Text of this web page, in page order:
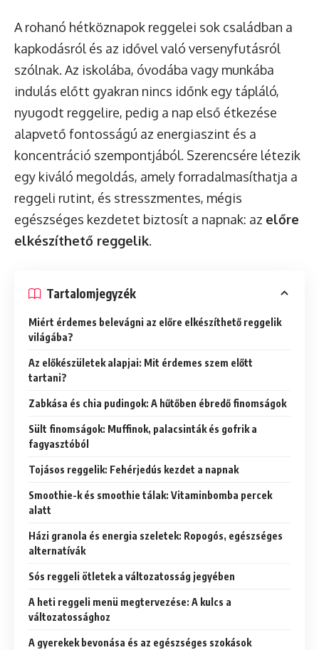
A rohanó hétköznapok reggelei sok családban a
kapkodásról és az idővel való versenyfutásról
szólnak. Az iskolába, óvodába vagy munkába
indulás előtt gyakran nincs időnk egy tápláló,
nyugodt reggelire, pedig a nap első étkezése
alapvető fontosságú az energiaszint és a
koncentráció szempontjából. Szerencsére létezik
egy kiváló megoldás, amely forradalmasíthatja a
reggeli rutint, és stresszmentes, mégis
egészséges kezdetet biztosít a napnak: az előre
elkészíthető reggelik.
Tartalomjegyzék
Miért érdemes belevágni az előre elkészíthető reggelik
világába?
Az előkészületek alapjai: Mit érdemes szem előtt
tartani?
Zabkása és chia pudingok: A hűtőben ébredő finomságok
Sült finomságok: Muffinok, palacsinták és gofrik a
fagyasztóból
Tojásos reggelik: Fehérjedús kezdet a napnak
Smoothie-k és smoothie tálak: Vitaminbomba percek
alatt
Házi granola és energia szeletek: Ropogós, egészséges
alternatívák
Sós reggeli ötletek a változatosság jegyében
A heti reggeli menü megtervezése: A kulcs a
változatossághoz
A gyerekek bevonása és az egészséges szokások